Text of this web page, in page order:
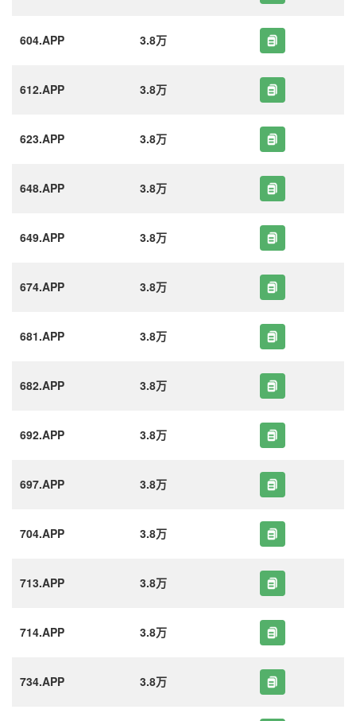
604.APP 3.8万
612.APP 3.8万
623.APP 3.8万
648.APP 3.8万
649.APP 3.8万
674.APP 3.8万
681.APP 3.8万
682.APP 3.8万
692.APP 3.8万
697.APP 3.8万
704.APP 3.8万
713.APP 3.8万
714.APP 3.8万
734.APP 3.8万